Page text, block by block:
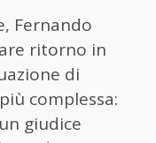
Fernando
ritorno in
di
complessa:
giudice